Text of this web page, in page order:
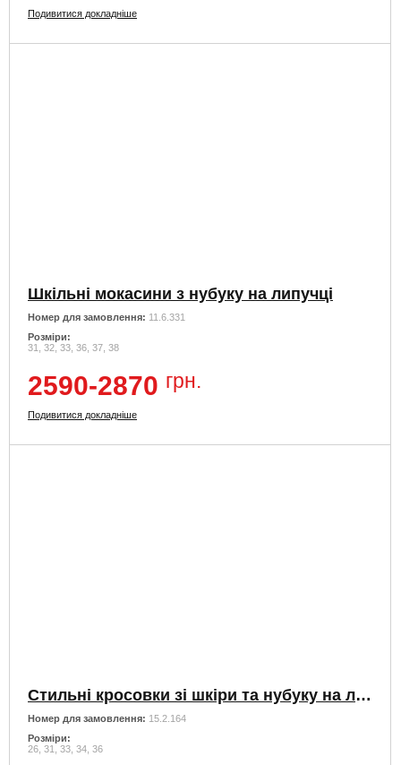
Подивитися докладніше
Шкільні мокасини з нубуку на липучці
Номер для замовлення: 11.6.331
Розміри:
31, 32, 33, 36, 37, 38
2590-2870 грн.
Подивитися докладніше
Стильні кросовки зі шкіри та нубуку на липучках
Номер для замовлення: 15.2.164
Розміри:
26, 31, 33, 34, 36